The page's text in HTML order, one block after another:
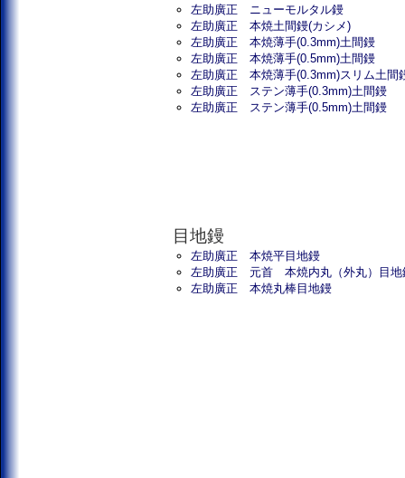
左助廣正 ニューモルタル鏝
左助廣正 本焼土間鏝(カシメ)
左助廣正 本焼薄手(0.3mm)土間鏝
左助廣正 本焼薄手(0.5mm)土間鏝
左助廣正 本焼薄手(0.3mm)スリム土間
左助廣正 ステン薄手(0.3mm)土間鏝
左助廣正 ステン薄手(0.5mm)土間鏝
目地鏝
左助廣正 本焼平目地鏝
左助廣正 元首 本焼内丸（外丸）目地
左助廣正 本焼丸棒目地鏝